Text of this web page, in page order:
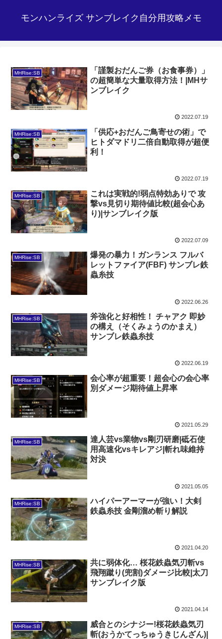
モンハンライズ サンブレイク自分用攻略メモ
MHRise:SB
「謹製おだんご券（お食事券）」
の超簡単な大量取得方法！|MHサ
ンブレイク
2022.07.19
MHRise:SB
「供応+おだんご鳥寄せの術」で
ヒトダマドリ二倍自動取得が超便
利！
2022.07.19
MHRise:SB
これは実戦的!弱点特効ありで 攻
撃vs見切り期待値比較(超会心あ
り)|サンブレイク版
2022.07.09
MHRise:SB
爆発の暴力！ガンランス フルバ
レットファイア(FBF) サンブレ鉄
蟲糸技
2022.06.26
MHRise:SB
斧強化と好相性！ チャアク 即妙
の構え（そくみょうのかまえ）
サンブレ鉄蟲糸技
2022.06.19
MHRise:SB
会心率が超重要！超会心の会心率
別ダメージ期待値上昇率
2021.05.29
MHRise:SB
達人芸vs業物vs剛刃研磨|砥石使
用高速化vsキレアジ|斬れ味維持
対決
2021.05.05
MHRise:SB
ハイパーアーマーが強い！大剣
鉄蟲糸技 金剛溜め斬り解説
2021.04.20
MHRise:SB
共に弱体化… 桜花鉄蟲気刃斬vs
飛翔蹴り(兜割)ダメージ比較|太刀
サンブレイク版
2021.04.14
MHRise:SB
威合とのシナジー!桜花鉄蟲気刃
斬(おうかてっちゅうきじんざん)|